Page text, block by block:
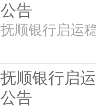
公告
抚顺银行启运
抚顺银行启
公告